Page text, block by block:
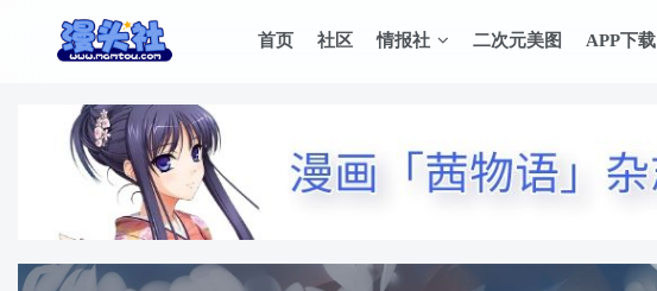
首页 社区 情报社 二次元美图 APP下载